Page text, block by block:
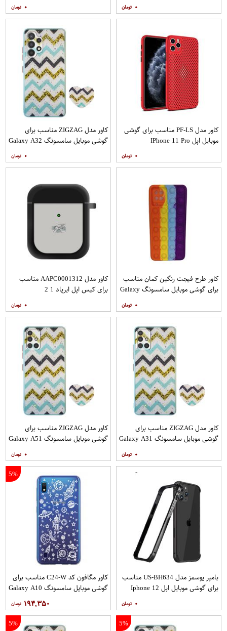
۰ ۰
کاور مدل PF-LS مناسب برای گوشی
موبایل اپل IPhone 11 Pro
۰
کاور مدل ZIGZAG مناسب برای
گوشی موبایل سامسونگ Galaxy A32
۰
کاور طرح فیجت رنگین کمان مناسب
برای گوشی موبایل سامسونگ Galaxy
۰
کاور مدل AAPC0001312 مناسب
برای کیس اپل ایرپاد 1 2
۰
کاور مدل ZIGZAG مناسب برای
گوشی موبایل سامسونگ Galaxy A31
۰
کاور مدل ZIGZAG مناسب برای
گوشی موبایل سامسونگ Galaxy A51
۰
بامپر یوسمز مدل US-BH634 مناسب
برای گوشی موبایل اپل Iphone 12
۰
5%
کاور مگافون کد C24-W مناسب برای
گوشی موبایل سامسونگ Galaxy A10
۱۹۴,۳۵۰
5%
5%